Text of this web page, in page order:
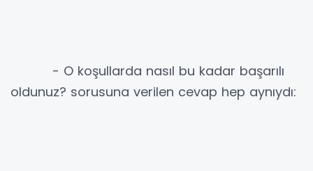
- O koşullarda nasıl bu kadar başarılı
oldunuz? sorusuna verilen cevap hep aynıydı: